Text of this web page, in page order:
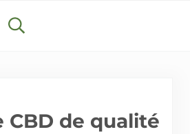
Search...
CBD de qualité